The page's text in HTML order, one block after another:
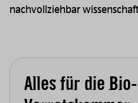
nachvollziehbar
Alles für die Bio-